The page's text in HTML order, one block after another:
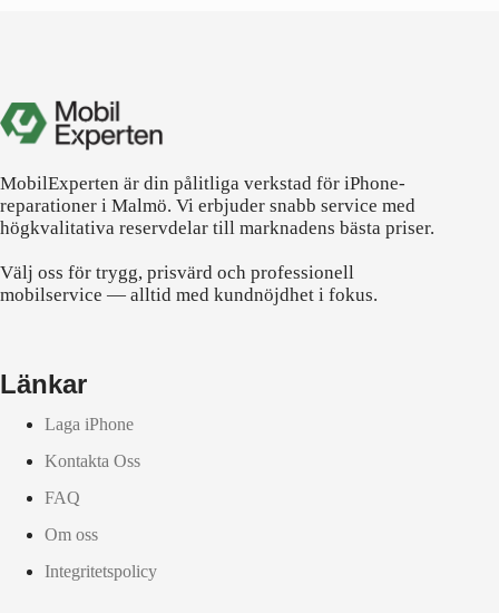
MobilExperten är din pålitliga verkstad för iPhone-
reparationer i Malmö. Vi erbjuder snabb service med
högkvalitativa reservdelar till marknadens bästa priser.
Välj oss för trygg, prisvärd och professionell
mobilservice — alltid med kundnöjdhet i fokus.
Länkar
Laga iPhone
Kontakta Oss
FAQ
Om oss
Integritetspolicy